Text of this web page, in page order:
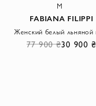
M
FABIANA FILIPPI
77 900 ₴30 900 ₴